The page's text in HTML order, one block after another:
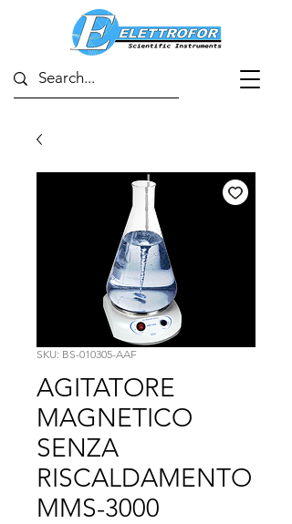
SKU: BS-010305-AAF
AGITATORE
MAGNETICO
SENZA
RISCALDAMENTO
MMS-3000